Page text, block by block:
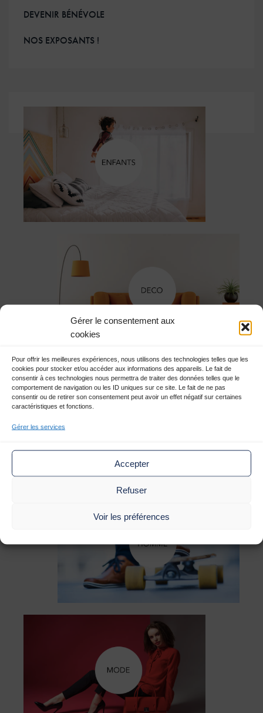
Gérer le consentement aux
cookies
Pour offrir les meilleures expériences, nous utilisons des technologies telles que les
cookies pour stocker et/ou accéder aux informations des appareils. Le fait de
consentir à ces technologies nous permettra de traiter des données telles que le
comportement de navigation ou les ID uniques sur ce site. Le fait de ne pas
consentir ou de retirer son consentement peut avoir un effet négatif sur certaines
caractéristiques et fonctions.
Gérer les services
Accepter
Refuser
Voir les préférences
DEVENIR BÉNÉVOLE
NOS EXPOSANTS !